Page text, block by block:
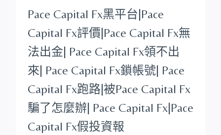
Pace Capital Fx黑平台|Pace
Capital Fx評價|Pace Capital Fx無
法出金| Pace Capital Fx領不出
來| Pace Capital Fx鎖帳號| Pace
Capital Fx跑路|被Pace Capital Fx
騙了怎麼辦| Pace Capital Fx|Pace
Capital Fx假投資報